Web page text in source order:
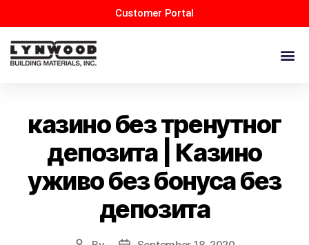
Customer Portal
казино без тренутног
депозита | Казино
уживо без бонуса без
депозита